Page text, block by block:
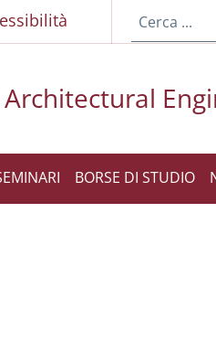
BORSE DI STUDIO